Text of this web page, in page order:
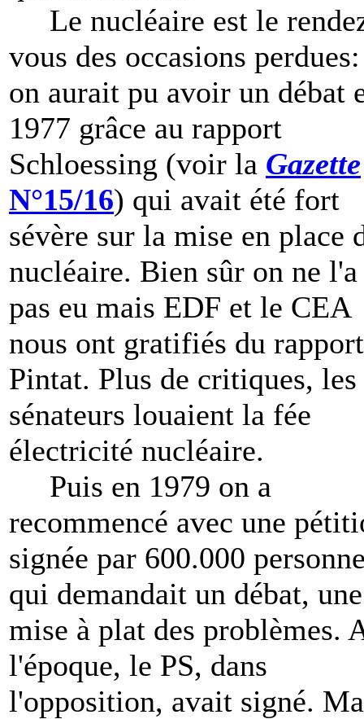
Le nucléaire est le
vous des occasions perdues:
on aurait pu avoir un débat
1977 grâce au rapport
Schloessing (voir la Gazette
N°15/16) qui avait été fort
sévère sur la mise en place
nucléaire. Bien sûr on ne l'a
pas eu mais EDF et le CEA
nous ont gratifiés du rapport
Pintat. Plus de critiques, les
sénateurs louaient la fée
électricité nucléaire.
Puis en 1979 on a
recommencé avec une
signée par 600.000
qui demandait un débat, une
mise à plat des problèmes.
l'époque, le PS, dans
l'opposition, avait signé.